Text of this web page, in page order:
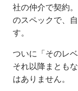
社の仲介で契約
のスペックで、
す。
ついに「そのレ
それ以降まとも
はありません。